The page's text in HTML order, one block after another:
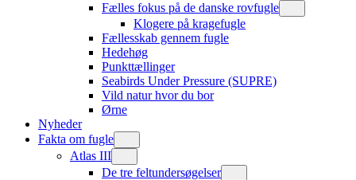
Fælles fokus på de danske rovfugle
Klogere på kragefugle
Fællesskab gennem fugle
Hedehøg
Punkttællinger
Seabirds Under Pressure (SUPRE)
Vild natur hvor du bor
Ørne
Nyheder
Fakta om fugle
Atlas III
De tre feltundersøgelser